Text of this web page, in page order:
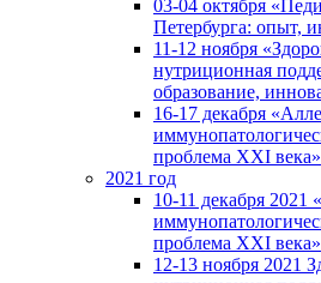
03-04 октября
Петербурга: опыт,
11-12 ноября
нутриционная
образование,
16-17 декабря
проблема XXI века»
2021 год
10-11 декабря 2021
проблема XXI века»
12-13 ноября 2021